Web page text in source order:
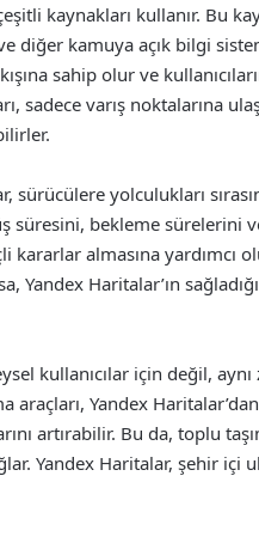
kaynakları kullanır. Bu
diğer kamuya açık bilgi
sahip olur ve
sadece varış noktalarına
yolculukları
süresini, bekleme sürelerini
kararlar almasına yardımcı
Yandex Haritalar’ın
kullanıcılar için değil,
araçları, Yandex
artırabilir. Bu da, toplu
Yandex Haritalar, şehir içi